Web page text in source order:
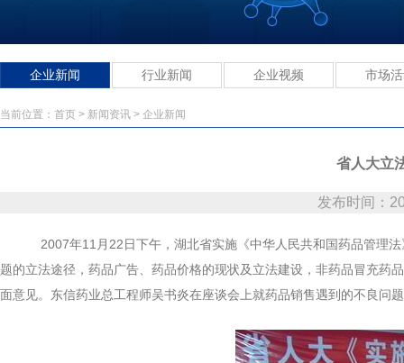
企业新闻 行业新闻 企业视频 市场
当前位置： 首页 > 新闻资讯 > 企业新闻
省人大立
发布时间：
2007年11 月 22日下午，湖北省实施《中华人民共和国药品管理
题的立法途径，药品广告、药品价格的现状及立法建设，非药品冒充药
面意见。东信药业总工程师吴书炎在座谈会上就药品销售遇到的不良问